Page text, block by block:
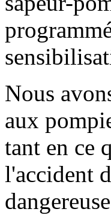
Nous
aux
tant en ce
l'accident